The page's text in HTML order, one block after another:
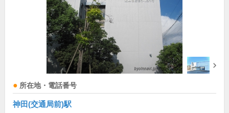
所在地・電話番号
神田(交通局前)駅